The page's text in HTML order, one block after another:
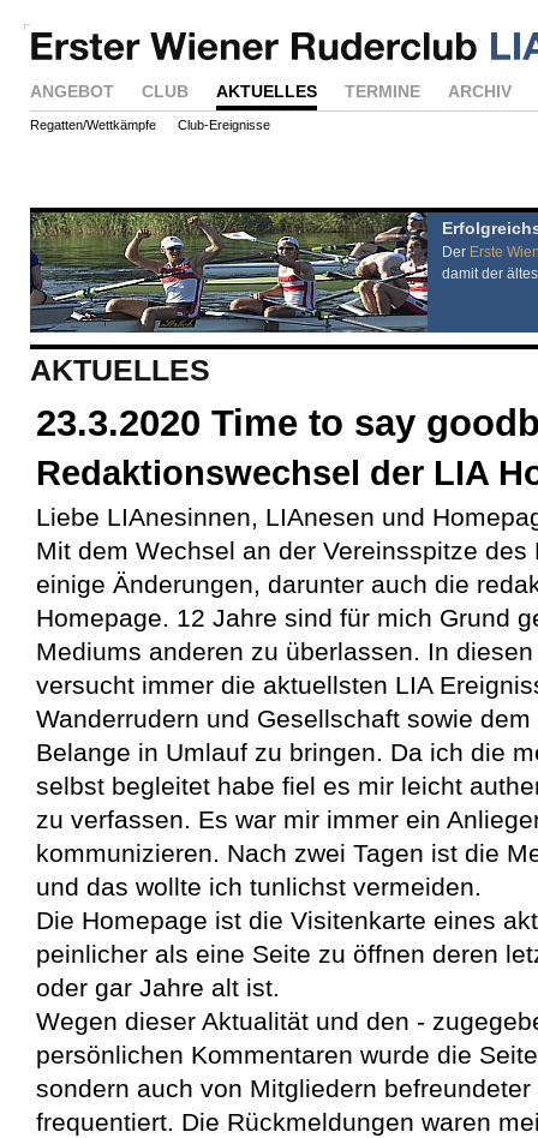
ANGEBOT CLUB AKTUELLES TERMINE ARCHIV
Regatten/Wettkämpfe Club-Ereignisse
Der Erste
damit der
AKTUELLES
23.3.2020 Time to say
Redaktionswechsel der LIA
Liebe LIAnesinnen, LIAnesen und
Mit dem Wechsel an der Vereinsspitze des
einige Änderungen, darunter auch die
Homepage. 12 Jahre sind für mich Grund
Mediums anderen zu überlassen. In
versucht immer die aktuellsten LIA
Wanderrudern und Gesellschaft sowie
Belange in Umlauf zu bringen. Da ich die
selbst begleitet habe fiel es mir leicht
zu verfassen. Es war mir immer ein
kommunizieren. Nach zwei Tagen ist die
und das wollte ich tunlichst vermeiden.
Die Homepage ist die Visitenkarte eines
peinlicher als eine Seite zu öffnen deren
oder gar Jahre alt ist.
Wegen dieser Aktualität und den -
persönlichen Kommentaren wurde die
sondern auch von Mitgliedern
frequentiert. Die Rückmeldungen waren